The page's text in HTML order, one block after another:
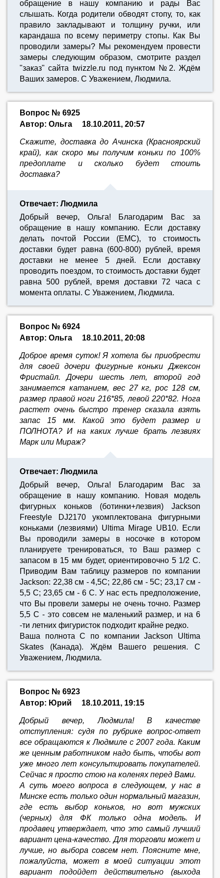
обращение в нашу компанию и рады Вас
слышать. Когда родители обводят стопу, то, как
правило закладывают и толщину ручки, или
карандаша по всему периметру стопы. Как Вы
проводили замеры? Мы рекомендуем провести
замеры следующим образом, смотрите раздел
"заказ" сайта twizzle.ru под пунктом №2. Ждём
Ваших замеров. С Уважением, Людмила.
Вопрос № 6925
Автор: Ольга
18.10.2011, 20:57
Скажите, доставка до Ачинска (Красноярский
край), как скоро мы получим коньки по 100%
предоплате и сколько будет стоить
доставка?
Отвечает: Людмила
Добрый вечер, Ольга! Благодарим Вас за
обращение в нашу компанию. Если доставку
делать почтой России (ЕМС), то стоимость
доставки будет равна (600-800) рублей, время
доставки не менее 5 дней. Если доставку
проводить поездом, то стоимость доставки будет
равна 500 рублей, время доставки 72 часа с
момента оплаты. С Уважением, Людмила.
Вопрос № 6924
Автор: Ольга
18.10.2011, 20:08
Доброе время суток! Я хотела бы приобрести
для своей дочери фигурные коньки Джексон
Фристайл. Дочери шесть лет, второй год
занимается катанием, вес 27 кг, рос 128 см,
размер правой ноги 216*85, левой 220*82. Нога
растет очень быстро тренер сказала взять
запас 15 мм. Какой это будет размер и
ПОЛНОТА? И на каких лучше брать лезвиях
Марк или Мираж?
Отвечает: Людмила
Добрый вечер, Ольга! Благодарим Вас за
обращение в нашу компанию. Новая модель
фигурных коньков (ботинки+лезвия) Jackson
Freestyle DJ2170 укомплектована фигурными
коньками (лезвиями) Ultima Mirage UB10. Если
Вы проводили замеры в носочке в котором
планируете тренироваться, то Ваш размер с
запасом в 15 мм будет, ориентировочно 5 1/2 С.
Приводим Вам таблицу размеров по компании
Jackson: 22,38 см - 4,5С; 22,86 см - 5С; 23,17 см -
5,5 С; 23,65 см - 6 С. У нас есть предположение,
что Вы провели замеры не очень точно. Размер
5,5 С - это совсем не маленький размер, и на 6
-ти летних фигуристок подходит крайне редко.
Ваша полнота С по компании Jackson Ultima
Skates (Канада). Ждём Вашего решения. С
Уважением, Людмила.
Вопрос № 6923
Автор: Юрий
18.10.2011, 19:15
Добрый вечер, Людмила! В качестве
отступления: судя по рубрике вопрос-ответ
все обращаются к Людмиле с 2007 года. Каким
же ценным работником надо быть, чтобы вот
уже много лет консультировать покупателей.
Сейчас я просто стою на коленях перед Вами.
А суть моего вопроса в следующем, у нас в
Минске есть только один нормальный магазин,
где есть выбор коньков, но вот мужских
(черных) для ФК только одна модель. И
продавец утверждает, что это самый лучший
вариант цена-качество. Для торговли может и
лучше, но выбора совсем нет. Поясните мне,
пожалуйста, может в моей ситуации этот
вариант подойдет действительно (выхода